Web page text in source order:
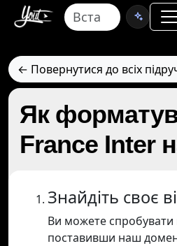
← Повернутися до всіх
Як
France Inter
Знайдіть своє
Ви можете
поставивши наш домен